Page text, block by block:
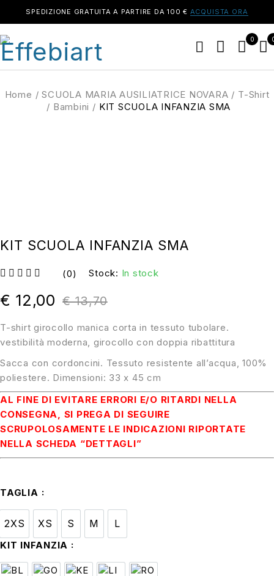
SPEDIZIONE GRATUITA A PARTIRE DA 100 € ACQUISTA ORA
0
Home / SCUOLA MARIA AUSILIATRICE NOVARA / T-Shirt
/ Bambini / KIT SCUOLA INFANZIA SMA
KIT SCUOLA INFANZIA SMA
(0) Stock: In stock
T-shirt girocollo manica corta in tessuto tubolare.
vestibilità moderna, girocollo con doppia ribattitura
Sacca con cordoncini. Tessuto resistente all’acqua, 100%
poliestere. Dimensioni: 33 x 45 cm
AL FINE DI EVITARE ERRORI E/O RITARDI NELLA
CONSEGNA, SI PREGA DI SEGUIRE
SCRUPOLOSAMENTE LE INDICAZIONI RIPORTATE
NELLA SCHEDA “DETTAGLI”
€13,70
€ 12,00
TAGLIA
2XS
2XS
XS S M L
KIT INFANZIA
BLU ROYAL
GOLD KELLY GREEN
LIGHT BLUE